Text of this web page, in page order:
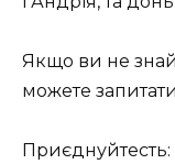
Якщо ви не
можете
Приєднуйтесть: